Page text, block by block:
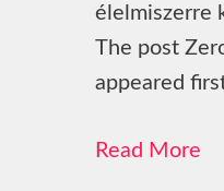
élelmiszerre
The post
appeared
Read More